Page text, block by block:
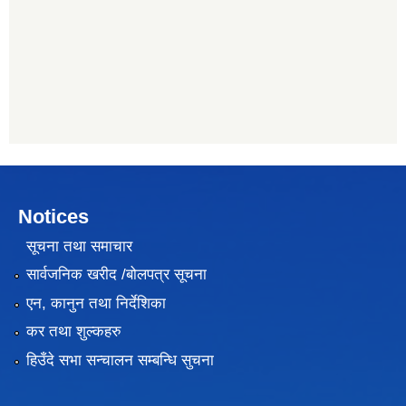
Notices
सूचना तथा समाचार
सार्वजनिक खरीद /बोलपत्र सूचना
एन, कानुन तथा निर्देशिका
कर तथा शुल्कहरु
हिउँदे सभा सन्चालन सम्बन्धि सुचना